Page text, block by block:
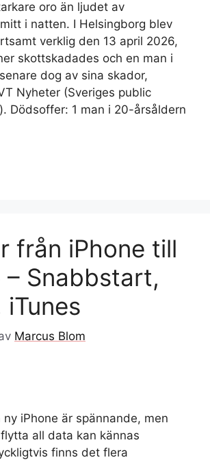
oro än ljudet av
i natten. I Helsingborg blev
verklig den 13 april 2026,
skottskadades och en man i
dog av sina skador,
Nyheter (Sveriges public
Dödsoffer: 1 man i 20-årsåldern
från iPhone till
– Snabbstart,
iTunes
Marcus Blom
iPhone är spännande, men
all data kan kännas
finns det flera